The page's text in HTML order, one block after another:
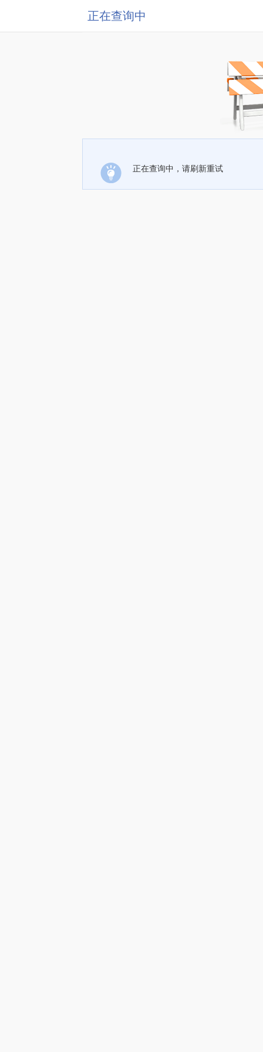
正在查询中
正在查询中，请刷新重试